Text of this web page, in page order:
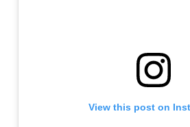
View this post on